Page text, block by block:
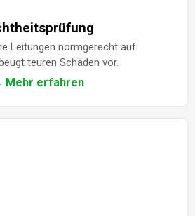
Leitungen normgerecht auf
teuren Schäden vor.
Mehr erfahren